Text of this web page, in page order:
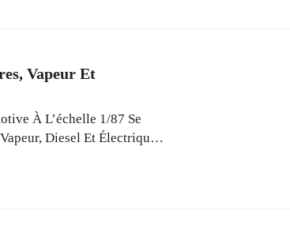
Vapeur Et
À L’échelle 1/87 Se
Diesel Et Électrique,
Adaptés À Un